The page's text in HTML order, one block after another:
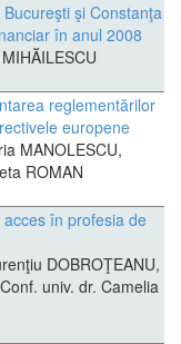
şi Constanţa
în anul 2008
reglementărilor
europene
MANOLESCU,
ROMAN
în profesia de
DOBROŢEANU,
univ. dr. Camelia